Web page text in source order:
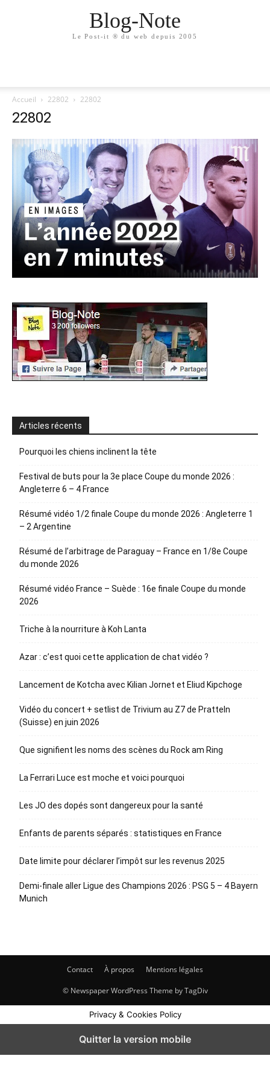
Blog-Note
Le Post-it ® du web depuis 2005
Accueil 22802 22802
22802
Articles récents
Pourquoi les chiens inclinent la tête
Festival de buts pour la 3e place Coupe du monde 2026 :
Angleterre 6 – 4 France
Résumé vidéo 1/2 finale Coupe du monde 2026 : Angleterre 1
– 2 Argentine
Résumé de l’arbitrage de Paraguay – France en 1/8e Coupe
du monde 2026
Résumé vidéo France – Suède : 16e finale Coupe du monde
2026
Triche à la nourriture à Koh Lanta
Azar : c’est quoi cette application de chat vidéo ?
Lancement de Kotcha avec Kilian Jornet et Eliud Kipchoge
Vidéo du concert + setlist de Trivium au Z7 de Pratteln
(Suisse) en juin 2026
Que signifient les noms des scènes du Rock am Ring
La Ferrari Luce est moche et voici pourquoi
Les JO des dopés sont dangereux pour la santé
Enfants de parents séparés : statistiques en France
Date limite pour déclarer l’impôt sur les revenus 2025
Demi-finale aller Ligue des Champions 2026 : PSG 5 – 4 Bayern
Munich
Contact À propos Mentions légales
© Newspaper WordPress Theme by TagDiv
Privacy & Cookies Policy
Quitter la version mobile